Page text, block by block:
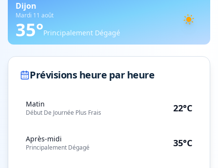
Dijon
Mardi 11 août
35°Principalement Dégagé
Prévisions heure par heure
Matin
Début De Journée Plus Frais 22°C
Après-midi
Principalement Dégagé 35°C